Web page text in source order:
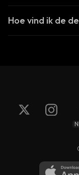
Hoe vind ik de